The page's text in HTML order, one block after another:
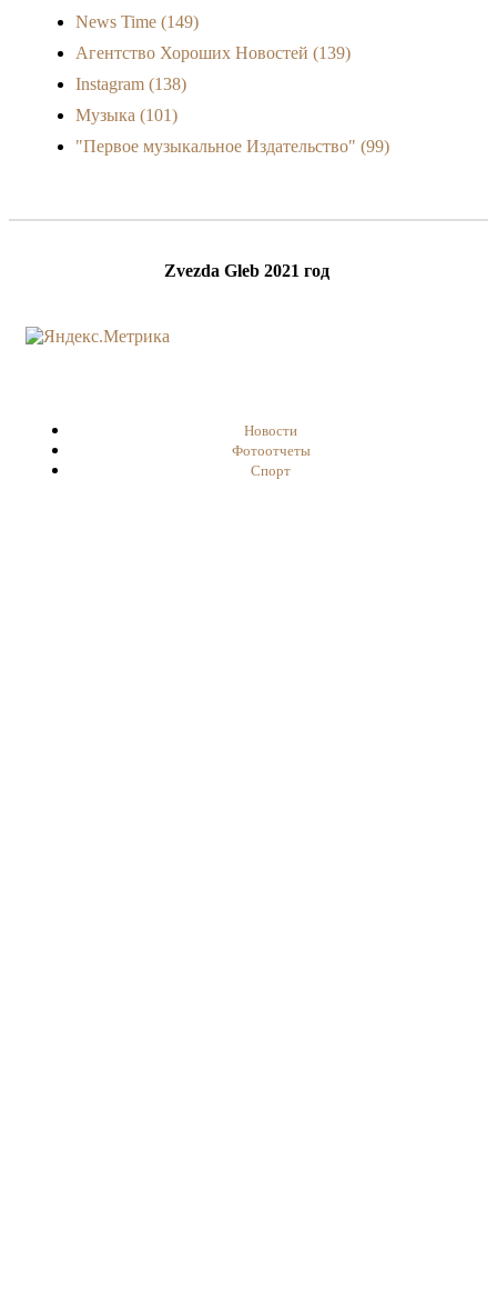
News Time (149)
Агентство Хороших Новостей (139)
Instagram (138)
Музыка (101)
"Первое музыкальное Издательство" (99)
Zvezda Gleb 2021 год
Новости
Фотоотчеты
Спорт